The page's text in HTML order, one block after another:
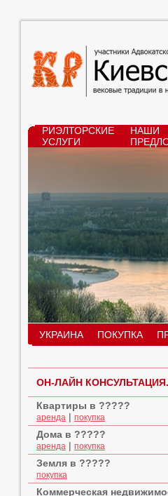
РИЭЛТОРСКИЕ
УСЛУГИ
НАШИ
УКРАИНА ПОКУПКА
ОН-ЛАЙН КОНСУЛЬТАЦИЯ.
Квартиры в ?????
аренда | покупка
Дома в ?????
аренда | покупка
Земля в ?????
покупка
Коммерческая